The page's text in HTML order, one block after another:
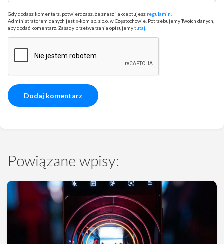
Gdy dodasz komentarz, potwierdzasz, że znasz i akceptujesz regulamin
Administratorem danych jest x-kom sp. z o.o. w Częstochowie. Potrzebujemy Twoich danych,
aby dodać komentarz. Zasady przetwarzania opisujemytutaj
Powiązane wpisy: